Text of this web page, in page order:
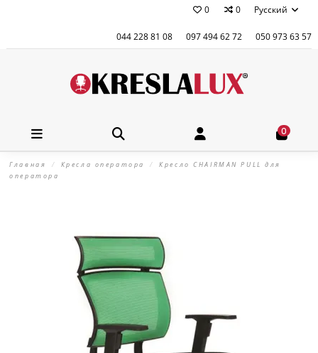
0 0 Русский
044 228 81 08 097 494 62 72 050 973 63 57
0
Главная Кресла оператора
Кресло CHAIRMAN PULL для
оператора